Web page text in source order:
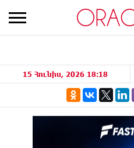
15 Հունիս, 2026 18:18